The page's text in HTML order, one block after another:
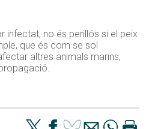
infectat, no és perillós si el peix
que és com se sol
altres animals marins,